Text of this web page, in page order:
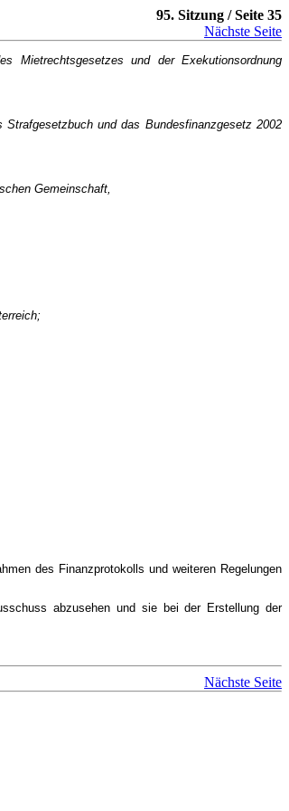
95. Sitzung / Seite 35
Nächste Seite
Mietrechtsgesetzes und der Exekutionsordnung
und das Bundesfinanzgesetz 2002
Gemeinschaft,
des Finanzprotokolls und weiteren Regelungen
abzusehen und sie bei der Erstellung der
Nächste Seite